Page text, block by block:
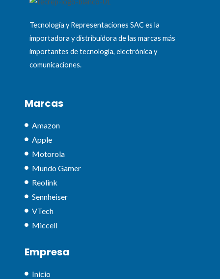
Tecnología y Representaciones SAC es la
importadora y distribuidora de las marcas más
importantes de tecnología, electrónica y
comunicaciones.
Marcas
Amazon
Apple
Motorola
Mundo Gamer
Reolink
Sennheiser
VTech
Miccell
Empresa
Inicio